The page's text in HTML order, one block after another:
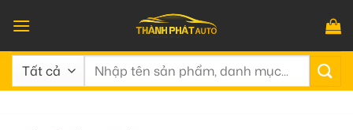
qua
nội
dung
Tìm